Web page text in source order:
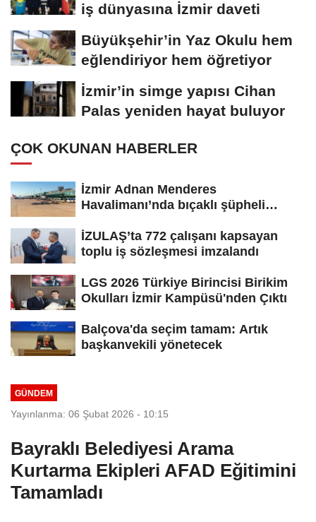
iş dünyasına İzmir daveti
Büyükşehir’in Yaz Okulu hem
eğlendiriyor hem öğretiyor
İzmir’in simge yapısı Cihan
Palas yeniden hayat buluyor
ÇOK OKUNAN HABERLER
İzmir Adnan Menderes
Havalimanı’nda bıçaklı şüpheli
İZULAŞ’ta 772 çalışanı kapsayan
toplu iş sözleşmesi imzalandı
LGS 2026 Türkiye Birincisi Birikim
Okulları İzmir Kampüsü'nden Çıktı
Balçova'da seçim tamam: Artık
başkanvekili yönetecek
GÜNDEM
Yayınlanma: 06 Şubat 2026 - 10:15
Bayraklı Belediyesi Arama
Kurtarma Ekipleri AFAD Eğitimini
Tamamladı